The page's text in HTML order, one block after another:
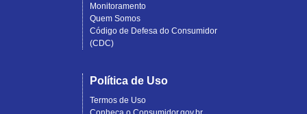
Monitoramento
Quem Somos
Código de Defesa do Consumidor
(CDC)
Política de Uso
Termos de Uso